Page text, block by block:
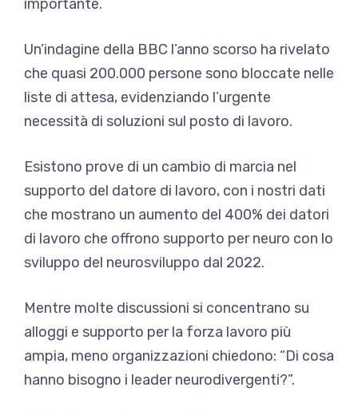
importante.
Un’indagine della BBC l’anno scorso ha rivelato
che quasi 200.000 persone sono bloccate nelle
liste di attesa, evidenziando l’urgente
necessità di soluzioni sul posto di lavoro.
Esistono prove di un cambio di marcia nel
supporto del datore di lavoro, con i nostri dati
che mostrano un aumento del 400% dei datori
di lavoro che offrono supporto per neuro con lo
sviluppo del neurosviluppo dal 2022.
Mentre molte discussioni si concentrano su
alloggi e supporto per la forza lavoro più
ampia, meno organizzazioni chiedono: “Di cosa
hanno bisogno i leader neurodivergenti?”.